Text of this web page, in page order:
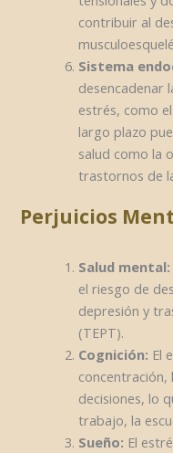
contribuir al
Sistema
desencadenar
estrés, como
largo plazo
salud como la
trastornos de
Perjuicios
Salud mental:
el riesgo de
depresión y
(TEPT).
Cognición: El
decisiones, lo
trabajo, la
Sueño: El